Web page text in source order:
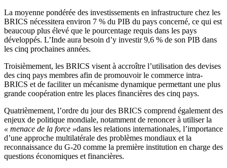
La moyenne pondérée des investissements en infrastructure chez les
BRICS nécessitera environ 7 % du PIB du pays concerné, ce qui est
beaucoup plus élevé que le pourcentage requis dans les pays
développés. L’Inde aura besoin d’y investir 9,6 % de son PIB dans
les cinq prochaines années.
Troisièmement, les BRICS visent à accroître l’utilisation des devises
des cinq pays membres afin de promouvoir le commerce intra-
BRICS et de faciliter un mécanisme dynamique permettant une plus
grande coopération entre les places financières des cinq pays.
Quatrièmement, l’ordre du jour des BRICS comprend également des
enjeux de politique mondiale, notamment de renoncer à utiliser la
« menace de la force »dans les relations internationales, l’importance
d’une approche multilatérale des problèmes mondiaux et la
reconnaissance du G-20 comme la première institution en charge des
questions économiques et financières.